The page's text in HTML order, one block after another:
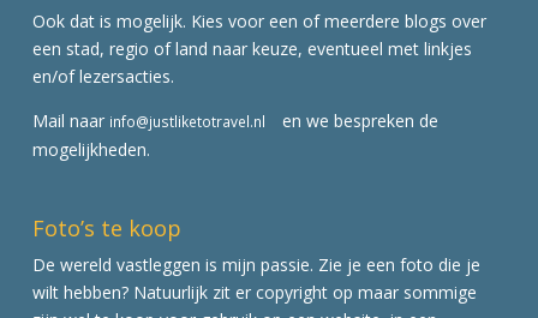
Ook dat is mogelijk. Kies voor een of meerdere blogs over
een stad, regio of land naar keuze, eventueel met linkjes
en/of lezersacties.
Mail naar info@justliketotravel.nl
en we bespreken de
mogelijkheden.
Foto’s te koop
De wereld vastleggen is mijn passie. Zie je een foto die je
wilt hebben? Natuurlijk zit er copyright op maar sommige